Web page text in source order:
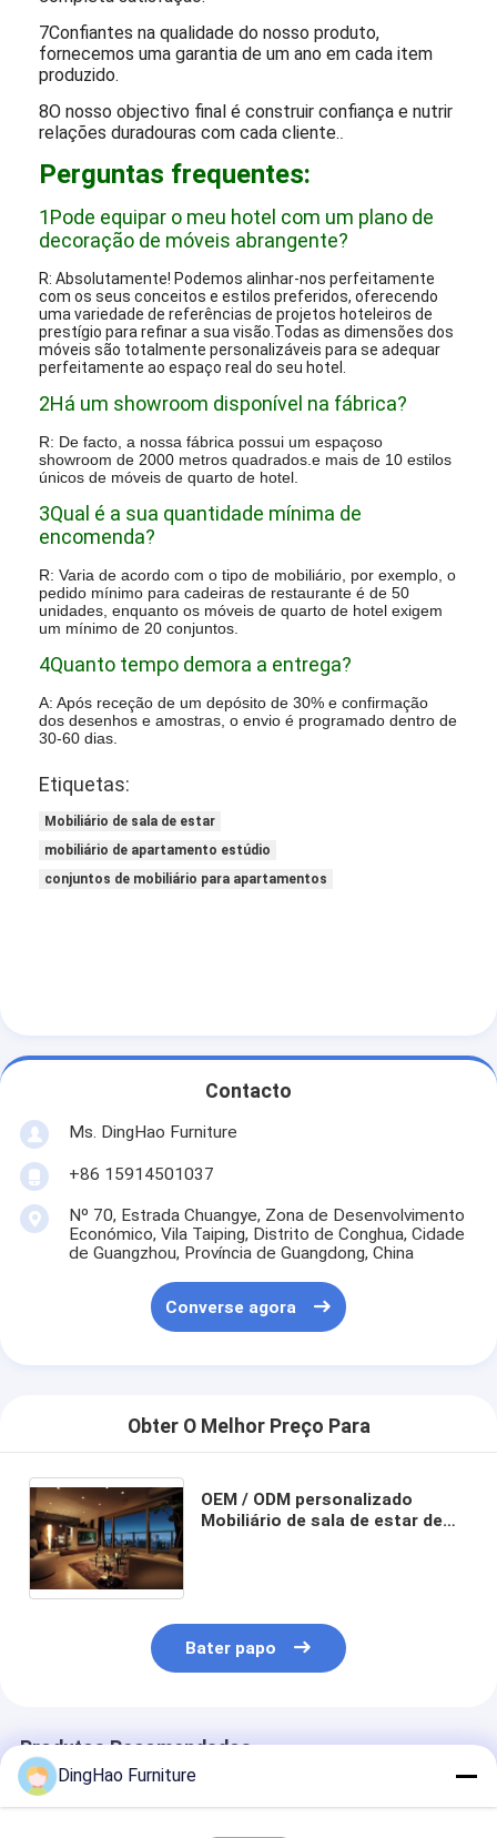
7Confiantes na qualidade do nosso produto,
fornecemos uma garantia de um ano em cada item
produzido.
8O nosso objectivo final é construir confiança e nutrir
relações duradouras com cada cliente..
Perguntas frequentes:
1Pode equipar o meu hotel com um plano de
decoração de móveis abrangente?
R: Absolutamente! Podemos alinhar-nos perfeitamente
com os seus conceitos e estilos preferidos, oferecendo
uma variedade de referências de projetos hoteleiros de
prestígio para refinar a sua visão.Todas as dimensões dos
móveis são totalmente personalizáveis para se adequar
perfeitamente ao espaço real do seu hotel.
2Há um showroom disponível na fábrica?
R: De facto, a nossa fábrica possui um espaçoso
showroom de 2000 metros quadrados.e mais de 10 estilos
únicos de móveis de quarto de hotel.
3Qual é a sua quantidade mínima de
encomenda?
R: Varia de acordo com o tipo de mobiliário, por exemplo, o
pedido mínimo para cadeiras de restaurante é de 50
unidades, enquanto os móveis de quarto de hotel exigem
um mínimo de 20 conjuntos.
4Quanto tempo demora a entrega?
A: Após receção de um depósito de 30% e confirmação
dos desenhos e amostras, o envio é programado dentro de
30-60 dias.
Etiquetas:
Mobiliário de sala de estar
mobiliário de apartamento estúdio
conjuntos de mobiliário para apartamentos
Contacto
Ms. DingHao Furniture
+86 15914501037
Nº 70, Estrada Chuangye, Zona de Desenvolvimento
Económico, Vila Taiping, Distrito de Conghua, Cidade
de Guangzhou, Província de Guangdong, China
Converse agora
Obter O Melhor Preço Para
OEM / ODM personalizado
Mobiliário de sala de estar de
Bater papo
Produtos Recomendados
DingHao Furniture